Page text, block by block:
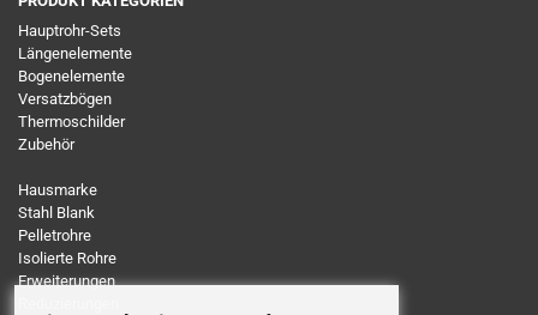
Hauptrohr-Sets
Längenelemente
Bogenelemente
Versatzbögen
Thermoschilder
Zubehör
Hausmarke
Stahl Blank
Pelletrohre
Isolierte Rohre
Erweiterungen